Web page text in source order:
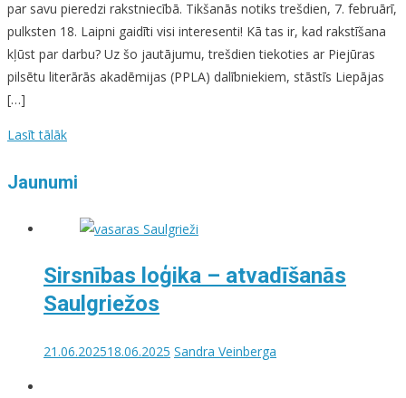
par savu pieredzi rakstniecībā. Tikšanās notiks trešdien, 7. februārī,
pulksten 18. Laipni gaidīti visi interesenti! Kā tas ir, kad rakstīšana
kļūst par darbu? Uz šo jautājumu, trešdien tiekoties ar Piejūras
pilsētu literārās akadēmijas (PPLA) dalībniekiem, stāstīs Liepājas
[…]
Lasīt tālāk
Jaunumi
Sirsnības loģika – atvadīšanās
Saulgriežos
21.06.202518.06.2025 Sandra Veinberga